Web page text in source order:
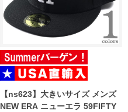
【ns623】大きいサイズ メンズ
NEW ERA ニューエラ 59FIFTY